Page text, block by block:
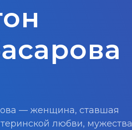
— женщина, ставшая
любви, мужества